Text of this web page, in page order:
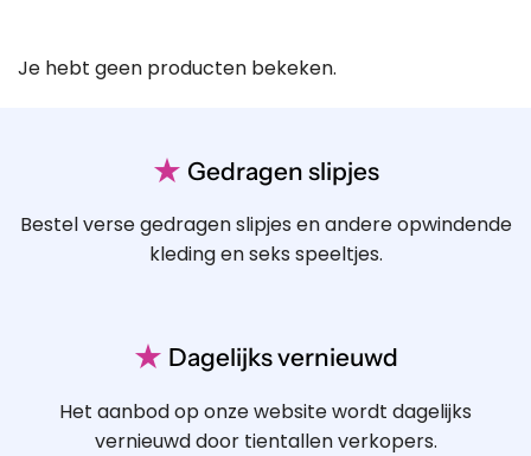
Je hebt geen producten bekeken.
★ Gedragen slipjes
Bestel verse gedragen slipjes en andere opwindende
kleding en seks speeltjes.
★ Dagelijks vernieuwd
Het aanbod op onze website wordt dagelijks
vernieuwd door tientallen verkopers.